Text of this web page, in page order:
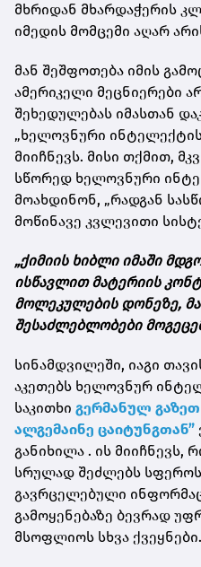
მხრიდან მხარდაჭერის
იმედის მომცემი აღარ
მან შეშფოთება იმის
ამერიკელი მეცნიერები
შეხედულებას იმასთან
„ხელოვნური
მიიჩნევს. მისი თქმით,
სწორედ ხელოვნური
მოახდინონ, „რადგან
მოწინავე კვლევითი
„ქიმიის ხიბლი იმაში
ისწავლით მატერიის
მოლეკულების დონეზე,
შესაძლებლობები
სინამდვილეში, იაგი
აკეთებს ხელოვნურ
საკითხი გერმანულ
ალგემაინე ცაიტუნგთან”
განიხილა . ის მიიჩნევს,
სრულად შეძლებს სფეროს
გავრცელებული
გამოყენებაზე ბევრად
მსოფლიოს სხვა ქვეყნები.